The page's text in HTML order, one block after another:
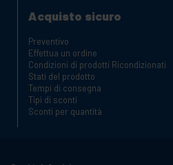
Acquisto sicuro
Preventivo
Effettua un ordine
Condizioni di prodotti Ricondizionati
Stati del prodotto
Tempi di consegna
Tipi di sconti
Sconti per quantità